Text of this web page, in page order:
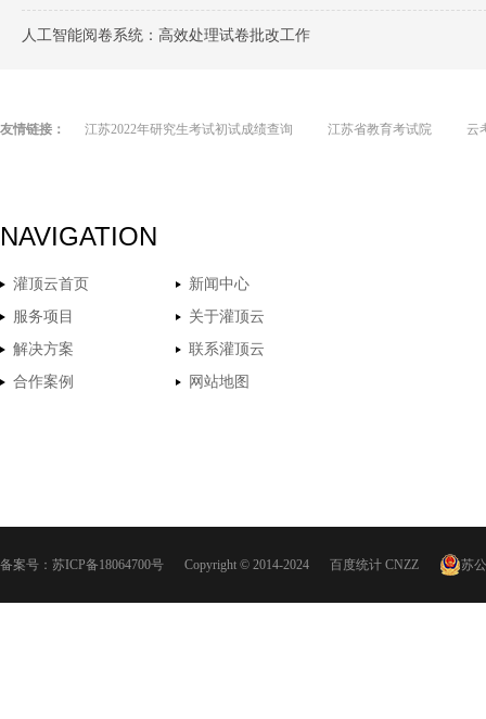
人工智能阅卷系统：高效处理试卷批改工作
友情链接： 江苏2022年研究生考试初试成绩查询 江苏省教育考试院 云
NAVIGATION
灌顶云首页
新闻中心
服务项目
关于灌顶云
解决方案
联系灌顶云
合作案例
网站地图
备案号： 苏ICP备18064700号 Copyright © 2014-2024 百度统计 CNZZ 苏